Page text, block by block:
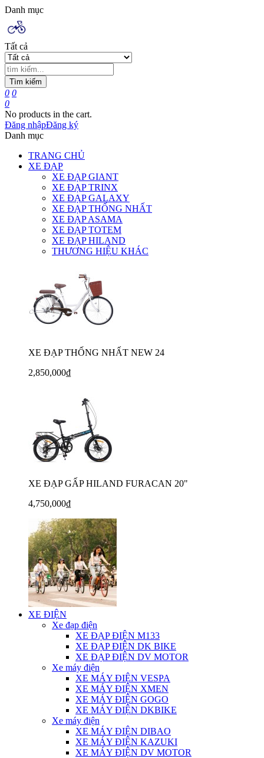
Danh mục
Tất cả
Tìm kiếm
0 0
0
No products in the cart.
Đăng nhậpĐăng ký
Danh mục
TRANG CHỦ
XE ĐẠP
XE ĐẠP GIANT
XE ĐẠP TRINX
XE ĐẠP GALAXY
XE ĐẠP THỐNG NHẤT
XE ĐẠP ASAMA
XE ĐẠP TOTEM
XE ĐẠP HILAND
THƯƠNG HIỆU KHÁC
XE ĐẠP THỐNG NHẤT NEW 24
2,850,000₫
XE ĐẠP GẤP HILAND FURACAN 20"
4,750,000₫
XE ĐIỆN
Xe đạp điện
XE ĐẠP ĐIỆN M133
XE ĐẠP ĐIỆN DK BIKE
XE ĐẠP ĐIỆN DV MOTOR
Xe máy điện
XE MÁY ĐIỆN VESPA
XE MÁY ĐIỆN XMEN
XE MÁY ĐIỆN GOGO
XE MÁY ĐIỆN DKBIKE
Xe máy điện
XE MÁY ĐIỆN DIBAO
XE MÁY ĐIỆN KAZUKI
XE MÁY ĐIỆN DV MOTOR